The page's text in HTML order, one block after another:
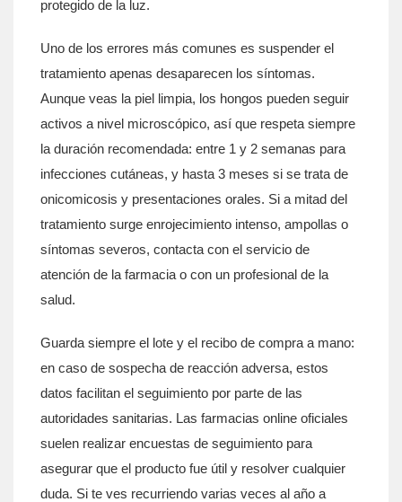
protegido de la luz.
Uno de los errores más comunes es suspender el
tratamiento apenas desaparecen los síntomas.
Aunque veas la piel limpia, los hongos pueden seguir
activos a nivel microscópico, así que respeta siempre
la duración recomendada: entre 1 y 2 semanas para
infecciones cutáneas, y hasta 3 meses si se trata de
onicomicosis y presentaciones orales. Si a mitad del
tratamiento surge enrojecimiento intenso, ampollas o
síntomas severos, contacta con el servicio de
atención de la farmacia o con un profesional de la
salud.
Guarda siempre el lote y el recibo de compra a mano:
en caso de sospecha de reacción adversa, estos
datos facilitan el seguimiento por parte de las
autoridades sanitarias. Las farmacias online oficiales
suelen realizar encuestas de seguimiento para
asegurar que el producto fue útil y resolver cualquier
duda. Si te ves recurriendo varias veces al año a